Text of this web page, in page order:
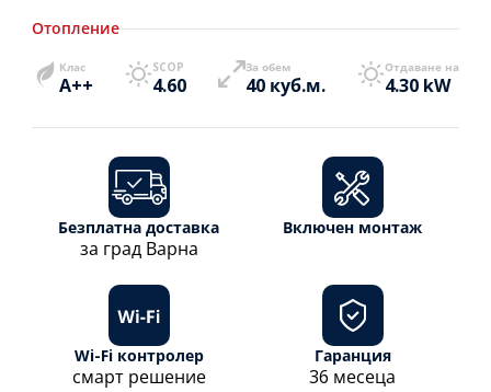
Отопление
Клас
A++
SCOP
4.60
За обем
40 куб.м.
Отдаване на
4.30 kW
Безплатна доставка
за град Варна
Включен монтаж
Wi-Fi контролер
смарт решение
Гаранция
36 месеца